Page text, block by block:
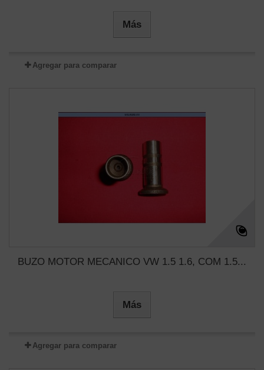
Más
Agregar para comparar
BUZO MOTOR MECANICO VW 1.5 1.6, COM 1.5...
Más
Agregar para comparar